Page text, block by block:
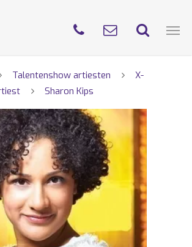
Talentenshow artiesten
X-
Sharon Kips